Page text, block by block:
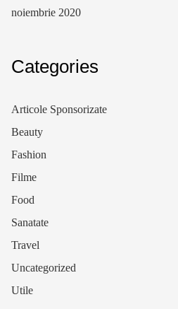
noiembrie 2020
Categories
Articole Sponsorizate
Beauty
Fashion
Filme
Food
Sanatate
Travel
Uncategorized
Utile